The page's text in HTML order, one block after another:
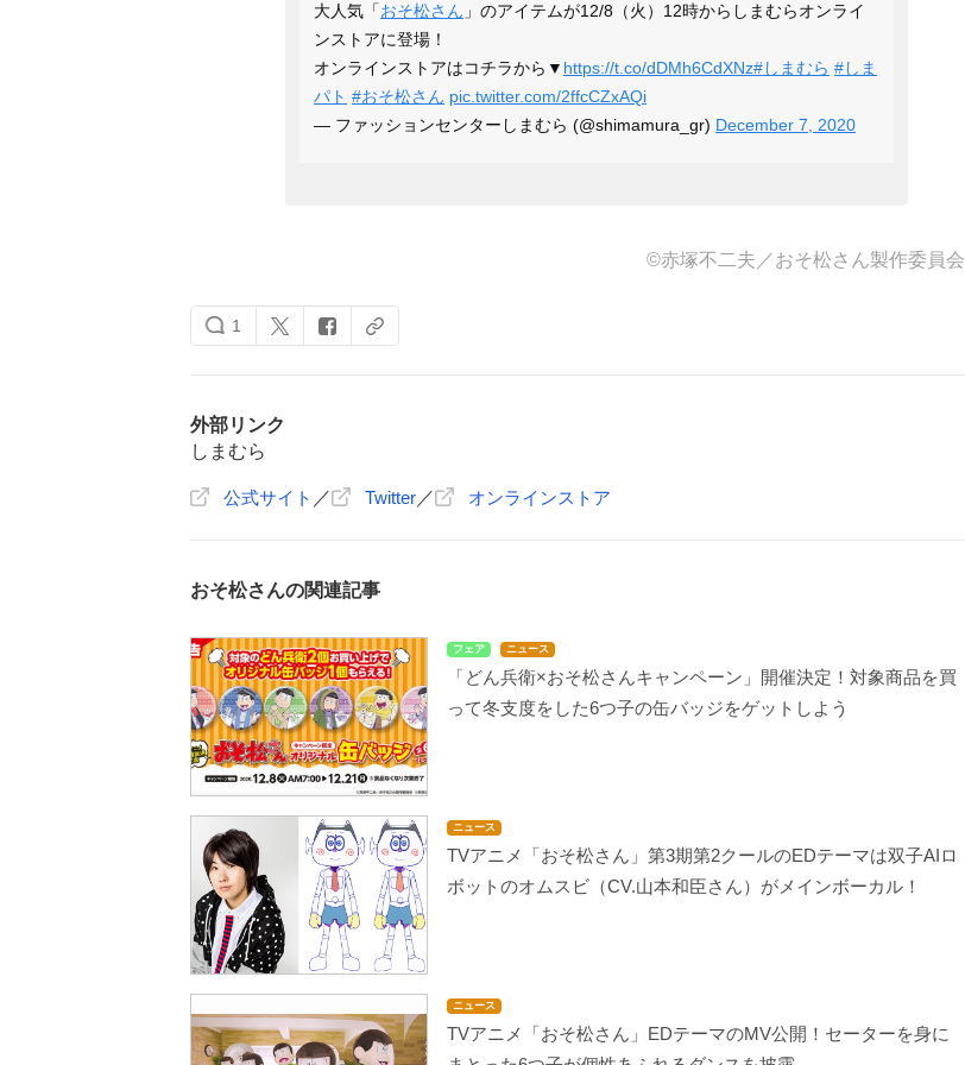
大人気「おそ松さん 」のアイテムが12/8（火）12時からしまむらオンライ
ンストアに登場！
オンラインストアはコチラから▼ https://t.co/dDMh6CdXNz#しまむら #しま
パト #おそ松さん pic.twitter.com/2ffcCZxAQi
— ファッションセンターしまむら (@shimamura_gr) December 7, 2020
©︎赤塚不二夫／おそ松さん製作委員会
1
外部リンク
しまむら
公式サイト ／ Twitter ／ オンラインストア
おそ松さんの関連記事
フェア ニュース
「どん兵衛×おそ松さんキャンペーン」開催決定！対象商品を買
って冬支度をした6つ子の缶バッジをゲットしよう
ニュース
TVアニメ「おそ松さん」第3期第2クールのEDテーマは双子AIロ
ボットのオムスビ（CV.山本和臣さん）がメインボーカル！
ニュース
TVアニメ「おそ松さん」EDテーマのMV公開！セーターを身に